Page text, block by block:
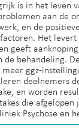
is in het leven
aan de
en de
Het levert
geeft
de behandeling.
ggz-
deelnemers
en worden
die afgelopen
Psychose en